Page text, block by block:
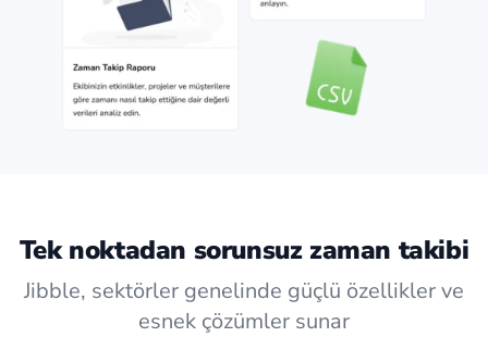
Tek noktadan sorunsuz zaman takibi
Jibble, sektörler genelinde güçlü özellikler ve
esnek çözümler sunar